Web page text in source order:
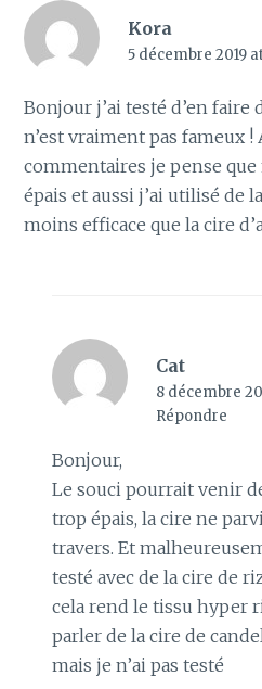
Kora
5 décembre 2019
Bonjour j’ai testé d’en faire
n’est vraiment pas fameux !
commentaires je pense
épais et aussi j’ai utilisé de
moins efficace que la cire
Cat
8 décembre
Répondre
Bonjour,
Le souci pourrait venir
trop épais, la cire ne
travers. Et
testé avec de la cire de
cela rend le tissu hyper
parler de la cire de
mais je n’ai pas testé